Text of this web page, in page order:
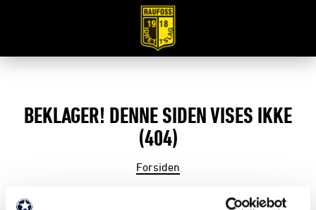
BEKLAGER! DENNE SIDEN VISES IKKE
(404)
Forsiden